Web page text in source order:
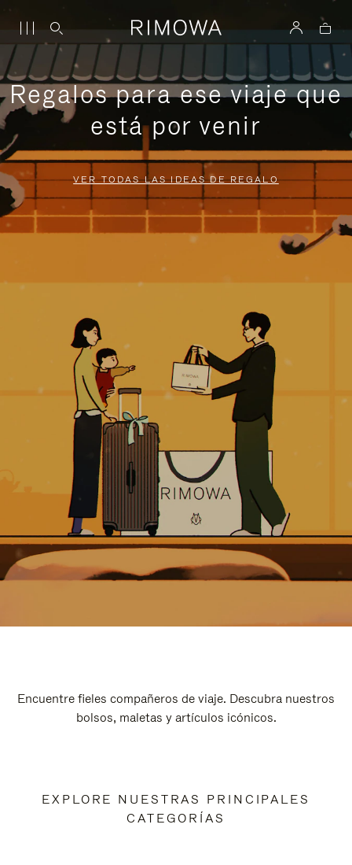
Regalos para ese viaje que
está por venir
VER TODAS LAS IDEAS DE REGALO
Encuentre fieles compañeros de viaje. Descubra nuestros
bolsos, maletas y artículos icónicos.
EXPLORE NUESTRAS PRINCIPALES
CATEGORÍAS